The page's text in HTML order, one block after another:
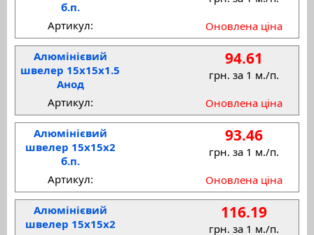
б.п.
Оновлена ціна
Артикул:
Алюмінієвий
швелер 15x15x1.5
Анод
94.61
грн. за 1 м./п.
Оновлена ціна
Артикул:
Алюмінієвий
швелер 15x15x2
б.п.
93.46
грн. за 1 м./п.
Оновлена ціна
Артикул:
Алюмінієвий
швелер 15x15x2
116.19
грн. за 1 м./п.